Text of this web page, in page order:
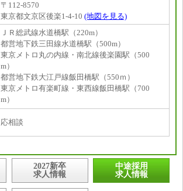
〒112-8570
東京都文京区後楽1-4-10 (地図を見る)
ＪＲ総武線水道橋駅（220m）
都営地下鉄三田線水道橋駅（500m）
東京メトロ丸の内線・南北線後楽園駅（500
m）
都営地下鉄大江戸線飯田橋駅（550ｍ）
東京メトロ有楽町線・東西線飯田橋駅（700
m）
応相談
2027新卒
求人情報
中途採用
求人情報